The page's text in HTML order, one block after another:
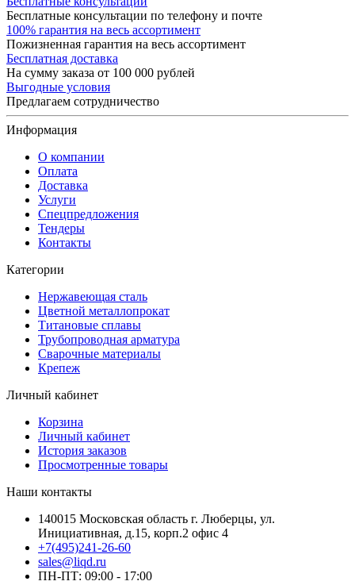
Бесплатные консультации по телефону и почте
100% гарантия на весь ассортимент
Пожизненная гарантия на весь ассортимент
Бесплатная доставка
На сумму заказа от 100 000 рублей
Выгодные условия
Предлагаем сотрудничество
Информация
О компании
Оплата
Доставка
Услуги
Спецпредложения
Тендеры
Контакты
Категории
Нержавеющая сталь
Цветной металлопрокат
Титановые сплавы
Трубопроводная арматура
Сварочные материалы
Крепеж
Личный кабинет
Корзина
Личный кабинет
История заказов
Просмотренные товары
Наши контакты
140015 Московская область г. Люберцы, ул.
Инициативная, д.15, корп.2 офис 4
+7(495)241-26-60
sales@liqd.ru
ПН-ПТ: 09:00 - 17:00